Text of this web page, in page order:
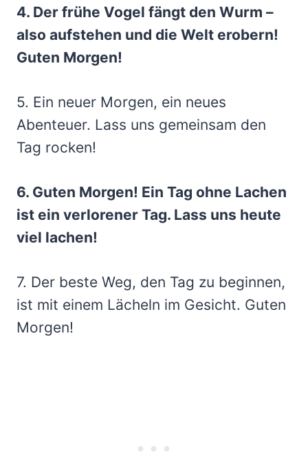
4. Der frühe Vogel fängt den Wurm –
also aufstehen und die Welt erobern!
Guten Morgen!
5. Ein neuer Morgen, ein neues
Abenteuer. Lass uns gemeinsam den
Tag rocken!
6. Guten Morgen! Ein Tag ohne Lachen
ist ein verlorener Tag. Lass uns heute
viel lachen!
7. Der beste Weg, den Tag zu beginnen,
ist mit einem Lächeln im Gesicht. Guten
Morgen!